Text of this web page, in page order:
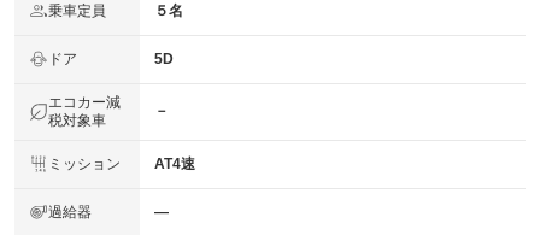
乗車定員 ５名
ドア 5D
エコカー減
税対象車
－
ミッション AT4速
過給器 ―